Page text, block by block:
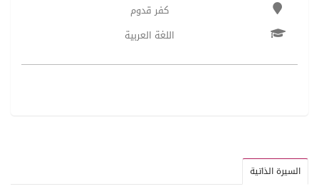
كفر قدوم
اللغة العربية
السيرة الذاتية